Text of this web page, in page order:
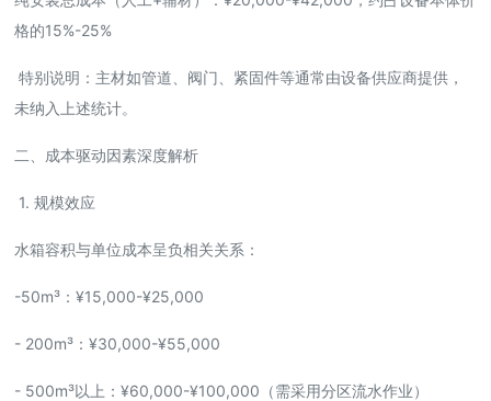
格的15%-25%
特别说明：主材如管道、阀门、紧固件等通常由设备供应商提供，
未纳入上述统计。
二、成本驱动因素深度解析
1. 规模效应
水箱容积与单位成本呈负相关关系：
-50m³：¥15,000-¥25,000
- 200m³：¥30,000-¥55,000
- 500m³以上：¥60,000-¥100,000（需采用分区流水作业）